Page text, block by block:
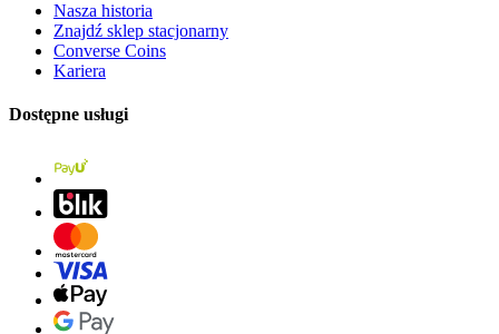
Nasza historia
Znajdź sklep stacjonarny
Converse Coins
Kariera
Dostępne usługi